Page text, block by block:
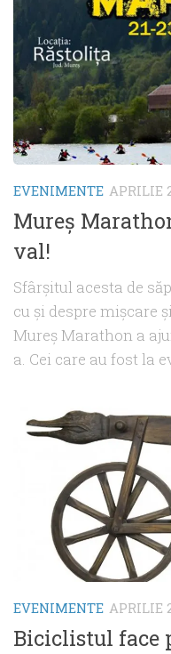
EVENIMENTE APRILIE
Mureş
val!
Sfârşitul acesta de
cu şi despre mişcare
Mureş Marathon a
a. Cei care au fost la
EVENIMENTE APRILIE
Biciclistul face